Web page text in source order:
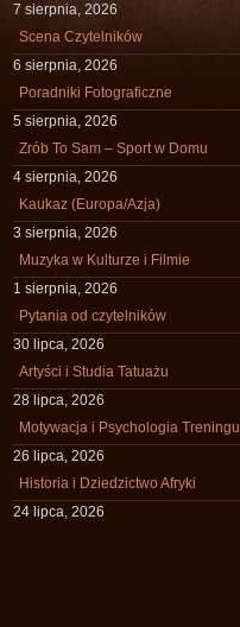
7 sierpnia, 2026
Scena Czytelników
6 sierpnia, 2026
Poradniki Fotograficzne
5 sierpnia, 2026
Zrób To Sam – Sport w Domu
4 sierpnia, 2026
Kaukaz (Europa/Azja)
3 sierpnia, 2026
Muzyka w Kulturze i Filmie
1 sierpnia, 2026
Pytania od czytelników
30 lipca, 2026
Artyści i Studia Tatuażu
28 lipca, 2026
Motywacja i Psychologia Treningu
26 lipca, 2026
Historia i Dziedzictwo Afryki
24 lipca, 2026